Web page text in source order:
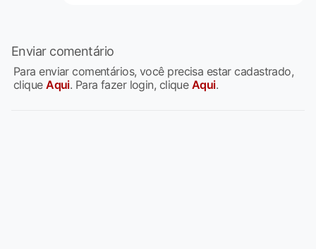
Enviar comentário
Para enviar comentários, você precisa estar cadastrado,
cliqueAqui. Para fazer login, clique Aqui.